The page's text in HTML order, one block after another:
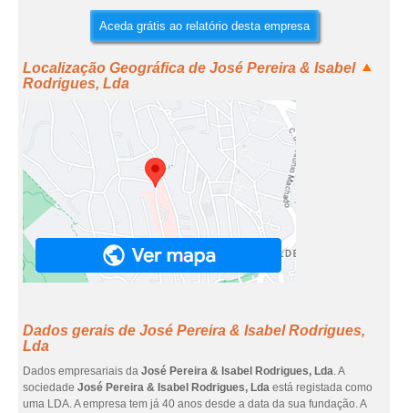
Aceda grátis ao relatório desta empresa
Localização Geográfica de José Pereira & Isabel
Rodrigues, Lda
Dados gerais de José Pereira & Isabel Rodrigues,
Lda
Dados empresariais da José Pereira & Isabel Rodrigues, Lda. A
sociedade José Pereira & Isabel Rodrigues, Lda está registada como
uma LDA. A empresa tem já 40 anos desde a data da sua fundação. A